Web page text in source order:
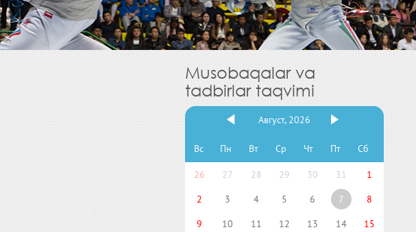
Musobaqalar va
tadbirlar taqvimi
Август, 2026
Вс Пн Вт Ср Чт Пт Сб
26 27 28 29 30 31
1
2
3 4 5 6 7
8
9
10 11 12 13 14
15